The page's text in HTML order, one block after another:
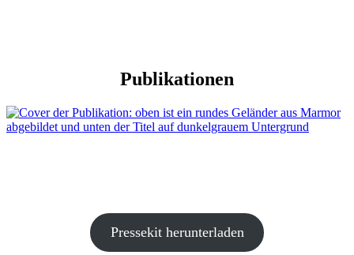
Publikationen
Pressekit herunterladen